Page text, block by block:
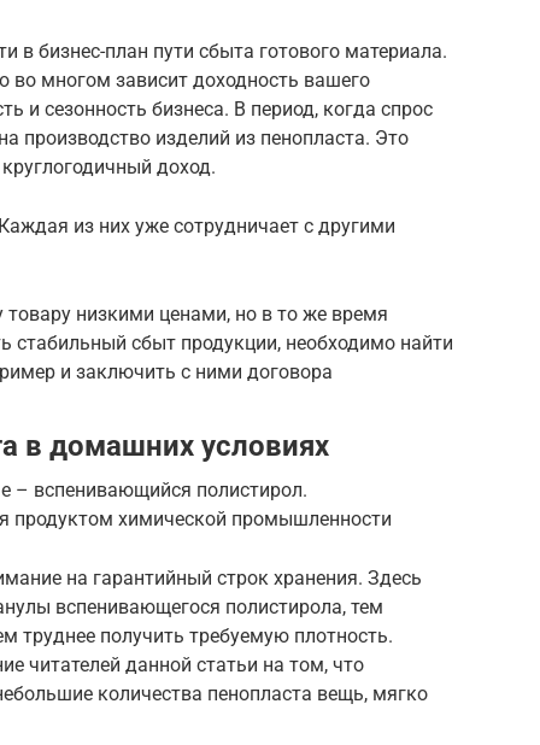
в бизнес-план пути сбыта готового материала.
во многом зависит доходность вашего
и сезонность бизнеса. В период, когда спрос
производство изделий из пенопласта. Это
доход.
из них уже сотрудничает с другими
низкими ценами, но в то же время
стабильный сбыт продукции, необходимо найти
и заключить с ними договора
в домашних условиях
– вспенивающийся полистирол.
продуктом химической промышленности
на гарантийный строк хранения. Здесь
вспенивающегося полистирола, тем
труднее получить требуемую плотность.
читателей данной статьи на том, что
количества пенопласта вещь, мягко